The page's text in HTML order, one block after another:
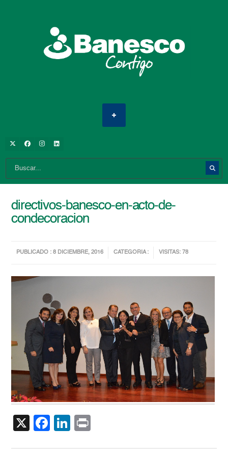
directivos-banesco-en-acto-de-
condecoracion
PUBLICADO : 8 DICIEMBRE, 2016 CATEGORIA : VISITAS: 78
X Facebook
LinkedIn